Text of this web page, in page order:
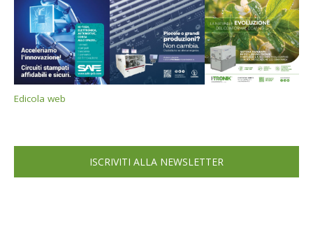
Edicola web
ISCRIVITI ALLA NEWSLETTER